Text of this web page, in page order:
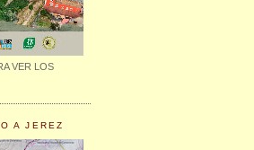
VER LOS
A JEREZ